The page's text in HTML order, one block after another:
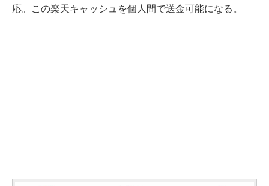
応。この楽天キャッシュを個人間で送金可能になる。